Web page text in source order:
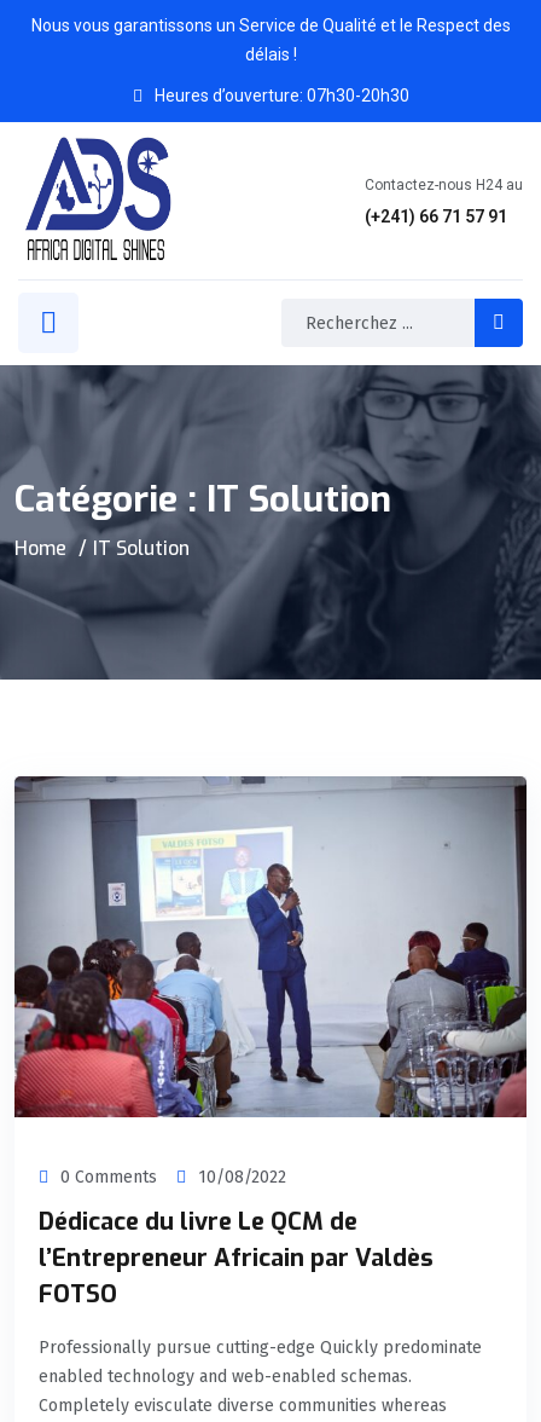
Nous vous garantissons un Service de Qualité et le Respect des
délais !
Heures d’ouverture: 07h30-20h30
Contactez-nous H24 au
(+241) 66 71 57 91
Catégorie : IT Solution
Home IT Solution
0 Comments 10/08/2022
Dédicace du livre Le QCM de
l’Entrepreneur Africain par Valdès
FOTSO
Professionally pursue cutting-edge Quickly predominate
enabled technology and web-enabled schemas.
Completely evisculate diverse communities whereas